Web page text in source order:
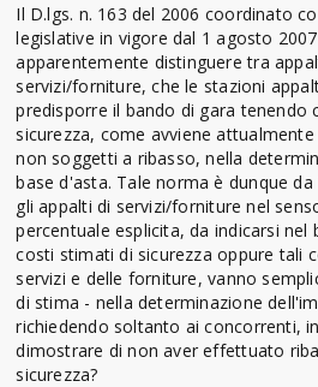
Il D.lgs. n. 163 del 2006 coordinato
legislative in vigore dal 1 agosto
apparentemente distinguere tra
servizi/forniture, che le stazioni
predisporre il bando di gara tenendo
sicurezza, come avviene
non soggetti a ribasso, nella
base d'asta. Tale norma è dunque
gli appalti di servizi/forniture nel
percentuale esplicita, da indicarsi nel
costi stimati di sicurezza oppure tali
servizi e delle forniture, vanno
di stima - nella determinazione
richiedendo soltanto ai concorrenti,
dimostrare di non aver effettuato
sicurezza?